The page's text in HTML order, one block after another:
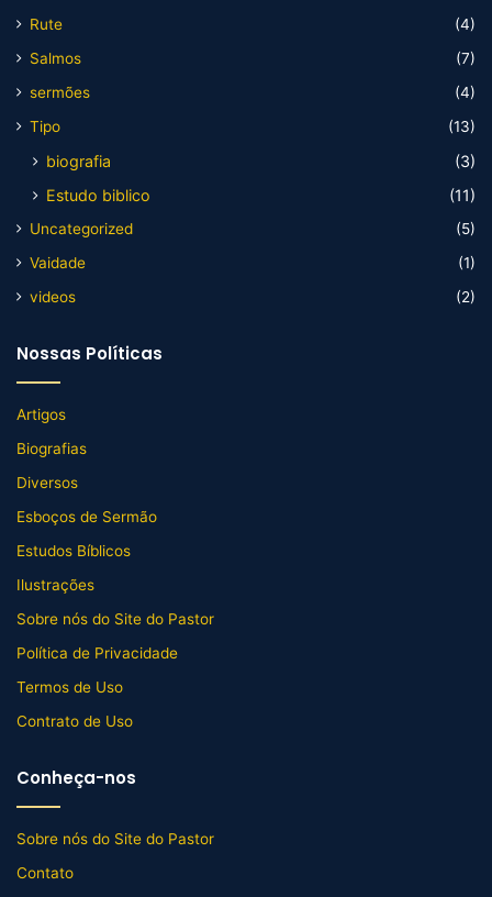
Rute
(4)
Salmos
(7)
sermões
(4)
Tipo
(13)
biografia
(3)
Estudo biblico
(11)
Uncategorized
(5)
Vaidade
(1)
videos
(2)
Nossas Políticas
Artigos
Biografias
Diversos
Esboços de Sermão
Estudos Bíblicos
Ilustrações
Sobre nós do Site do Pastor
Política de Privacidade
Termos de Uso
Contrato de Uso
Conheça-nos
Sobre nós do Site do Pastor
Contato